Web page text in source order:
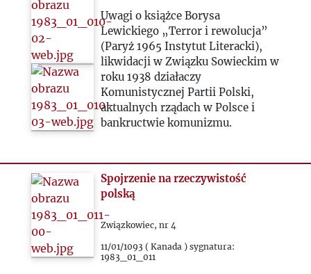
2020
2023
Uwagi o książce Borysa
Lewickiego „Terror i rewolucja”
(Paryż 1965 Instytut Literacki),
likwidacji w Związku Sowieckim w
roku 1938 działaczy
Komunistycznej Partii Polski,
aktualnych rządach w Polsce i
bankructwie komunizmu.
Spojrzenie na rzeczywistość
polską
Związkowiec, nr 4
11/01/1093 ( Kanada ) sygnatura:
1983_01_011